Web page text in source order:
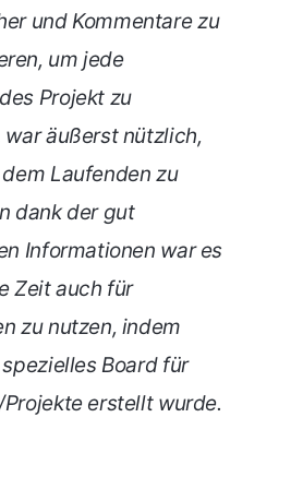
und Kommentare zu
um jede
Projekt zu
äußerst nützlich,
Laufenden zu
dank der gut
Informationen war es
Zeit auch für
zu nutzen, indem
Board für
erstellt wurde.